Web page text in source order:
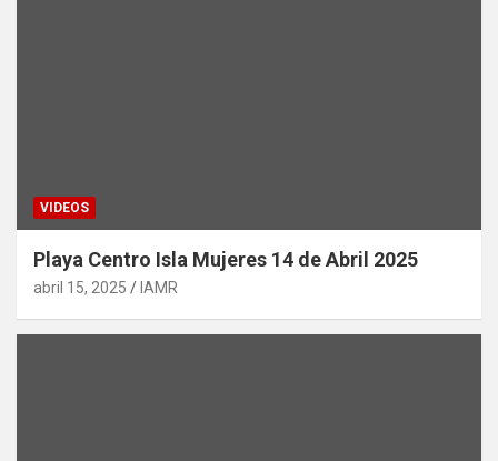
VIDEOS
Playa Centro Isla Mujeres 14 de Abril 2025
abril 15, 2025 IAMR